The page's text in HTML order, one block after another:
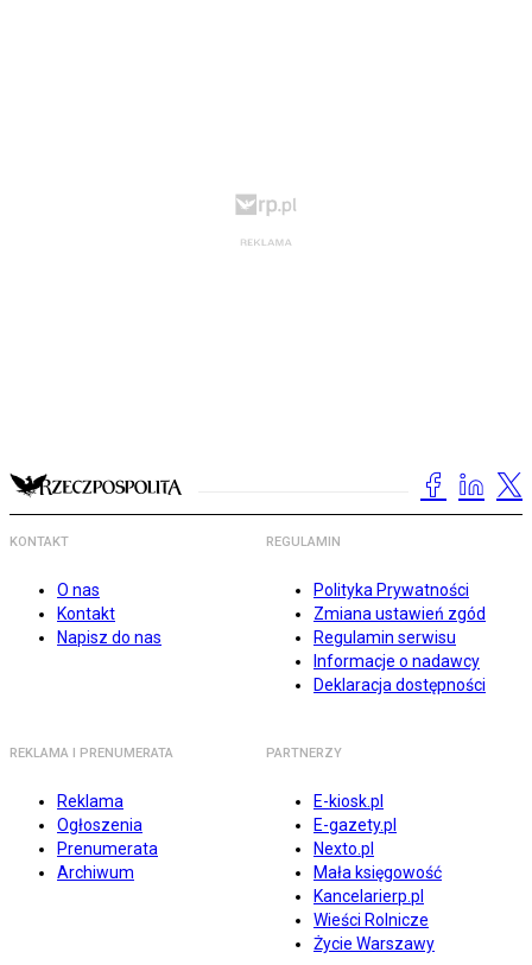
KONTAKT
O nas
Kontakt
Napisz do nas
REGULAMIN
Polityka Prywatności
Zmiana ustawień zgód
Regulamin serwisu
Informacje o nadawcy
Deklaracja dostępności
REKLAMA I PRENUMERATA
Reklama
Ogłoszenia
Prenumerata
Archiwum
PARTNERZY
E-kiosk.pl
E-gazety.pl
Nexto.pl
Mała księgowość
Kancelarierp.pl
Wieści Rolnicze
Życie Warszawy